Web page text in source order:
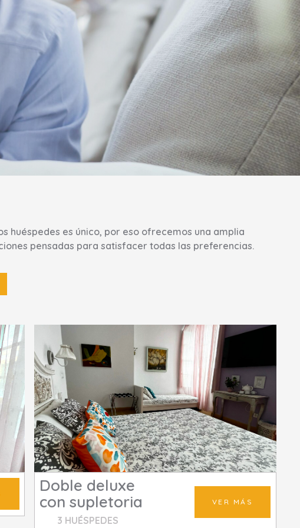
huéspedes es único, por eso ofrecemos una amplia
pensadas para satisfacer todas las preferencias.
Doble deluxe
con supletoria
3 HUÉSPEDES
VER MÁS